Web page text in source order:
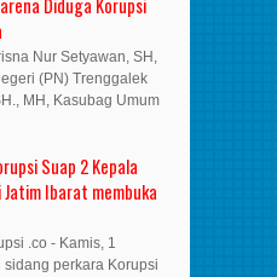
Nur Setyawan, SH,
(PN) Trenggalek
MH, Kasubag Umum
Suap 2 Kepala
Jatim Ibarat membuka
.co - Kamis, 1
sidang perkara Korupsi